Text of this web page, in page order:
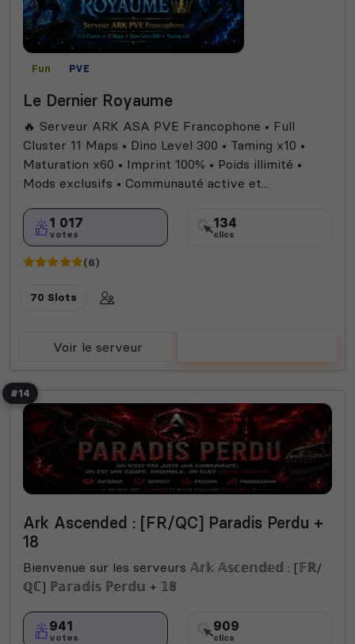
Fun PVE
Le Dernier Royaume
🔥 Serveur ARK ASA PVE Francophone • Full
Cluster 11 Maps • Dino Level 300 • Taming x10 •
Maturation x60 • Imprint 100% • Poids illimité •
Mods exclusifs • Communauté active et...
1 017
votes
134
clics
(6)
70 Slots
Voir le serveur
#14
Ark Ascended : [FR/QC] Paradis Perdu +
18
Bienvenue sur les serveurs 𝔸𝕣𝕜 𝔸𝕤𝕔𝕖𝕟𝕕𝕖𝕕 : [𝔽ℝ/
ℚℂ] ℙ𝕒𝕣𝕒𝕕𝕚𝕤 ℙ𝕖𝕣𝕕𝕦 + 𝟙𝟠
941
votes
909
clics